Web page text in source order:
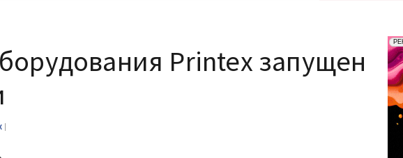
Printex запущен
|